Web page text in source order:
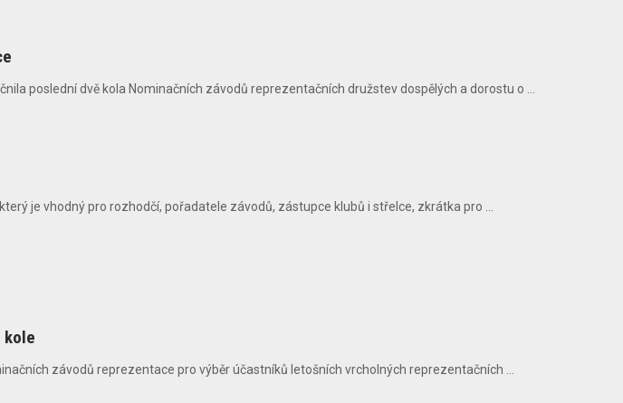
poslední dvě kola Nominačních závodů reprezentačních družstev dospělých a dorostu o ...
je vhodný pro rozhodčí, pořadatele závodů, zástupce klubů i střelce, zkrátka pro ...
kole
závodů reprezentace pro výběr účastníků letošních vrcholných reprezentačních ...